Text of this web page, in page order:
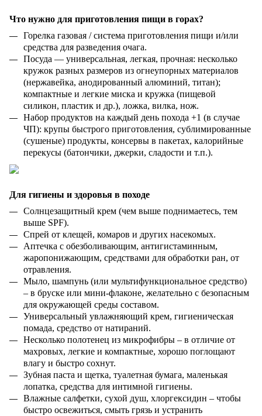
Что нужно для приготовления пищи в горах?
Горелка газовая / система приготовления пищи и/или
средства для разведения очага.
Посуда — универсальная, легкая, прочная: несколько
кружок разных размеров из огнеупорных материалов
(нержавейка, анодированный алюминий, титан);
компактные и легкие миска и кружка (пищевой
силикон, пластик и др.), ложка, вилка, нож.
Набор продуктов на каждый день похода +1 (в случае
ЧП): крупы быстрого приготовления, сублимированные
(сушеные) продукты, консервы в пакетах, калорийные
перекусы (батончики, джерки, сладости и т.п.).
Для гигиены и здоровья в походе
Солнцезащитный крем (чем выше поднимаетесь, тем
выше SPF).
Спрей от клещей, комаров и других насекомых.
Аптечка с обезболивающим, антигистаминным,
жаропонижающим, средствами для обработки ран, от
отравления.
Мыло, шампунь (или мультифункциональное средство)
– в бруске или мини-флаконе, желательно с безопасным
для окружающей среды составом.
Универсальный увлажняющий крем, гигиеническая
помада, средство от натираний.
Несколько полотенец из микрофибры – в отличие от
махровых, легкие и компактные, хорошо поглощают
влагу и быстро сохнут.
Зубная паста и щетка, туалетная бумага, маленькая
лопатка, средства для интимной гигиены.
Влажные салфетки, сухой душ, хлоргексидин – чтобы
быстро освежиться, смыть грязь и устранить